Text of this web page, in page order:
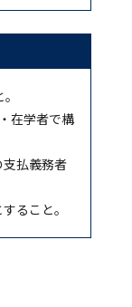
在学者で構
払義務者
ること。